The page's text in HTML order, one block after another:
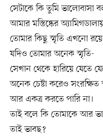
সেটাকে কি তুমি ভালোবাসা
আমার মস্তিষ্কের
তোমার কিছু স্মৃতি এখনো রয়ে
যদিও তোমার অনেক স্মৃতি-
সেখান থেকে হারিয়ে যেতে
অনেক চেষ্টা করেও
আর একত্র করতে পারি না।
তাই বলে কি তোমাকে আর
তাই ভাবছ?